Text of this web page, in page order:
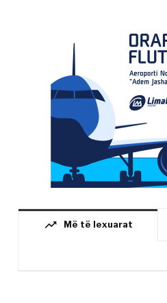
trending_up Më të lexuarat